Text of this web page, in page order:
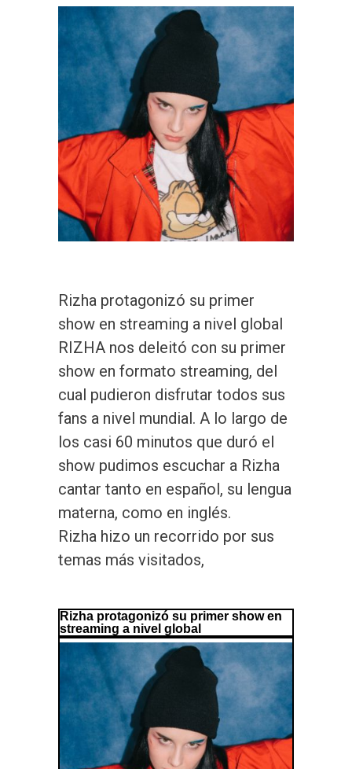
Rizha protagonizó su primer
show en streaming a nivel global
RIZHA nos deleitó con su primer
show en formato streaming, del
cual pudieron disfrutar todos sus
fans a nivel mundial. A lo largo de
los casi 60 minutos que duró el
show pudimos escuchar a Rizha
cantar tanto en español, su lengua
materna, como en inglés.
Rizha hizo un recorrido por sus
temas más visitados,
Rizha protagonizó su primer show en
streaming a nivel global